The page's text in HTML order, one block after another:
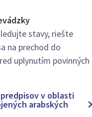
stavy, riešte
na prechod do
uplynutím povinných
v oblasti
arabských